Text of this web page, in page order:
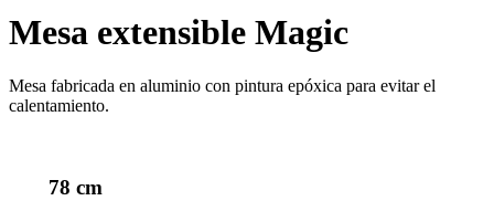
Mesa extensible Magic
Mesa fabricada en aluminio con pintura epóxica para evitar el
calentamiento.
78 cm